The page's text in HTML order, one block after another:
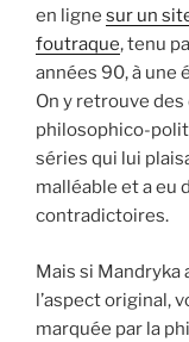
en ligne sur un
foutraque, tenu
années 90, à une
On y retrouve
philosophico-
séries qui lui
malléable et a eu
contradictoires.
Mais si Mandryka
l’aspect original,
marquée par la